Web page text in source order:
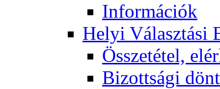
Információk
Helyi Választási
Összetétel,
Bizottsági